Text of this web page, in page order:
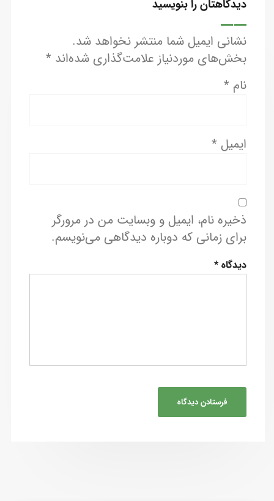
دیدگاهتان را بنویسید
نشانی ایمیل شما منتشر نخواهد شد.
بخش‌های موردنیاز علامت‌گذاری شده‌اند *
نام *
ایمیل *
ذخیره نام، ایمیل و وبسایت من در مرورگر
برای زمانی که دوباره دیدگاهی می‌نویسم.
دیدگاه*